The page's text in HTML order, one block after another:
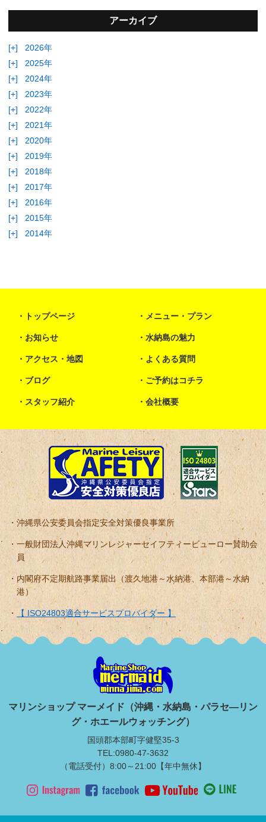
アーカイブ
[+]
2026年
[+]
2025年
[+]
2024年
[+]
2023年
[+]
2022年
[+]
2021年
[+]
2020年
[+]
2019年
[+]
2018年
[+]
2017年
[+]
2016年
[+]
2015年
[+]
2014年
トップページ メニュー・プラン
お知らせ 水納島の魅力
アクセス・地図 よくある質問
ブログ ご予約はコチラ
スタッフ紹介 会社概要
沖縄県公安委員会指定安全対策優良事業所
一般財団法人沖縄マリンレジャーセイフティービューロー賛助会
員
内閣府不定期航路事業届出（渡久地港～水納港、本部港～水納
港）
【 ISO24803適合サービスプロバイダー 】
マリンショップ マーメイド（沖縄・水納島・パラセ―リン
グ・ホエールウォッチング）
国頭郡本部町字健堅35-3
TEL:0980-47-3632
（電話受付）8:00～21:00【年中無休】